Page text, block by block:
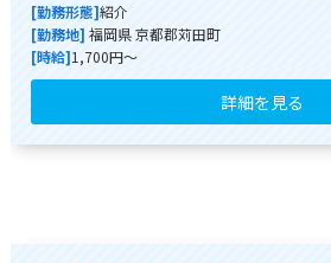
[勤務形態]紹介
[勤務地] 福岡県 京都郡苅田町
[時給]1,700円～
詳細を見る